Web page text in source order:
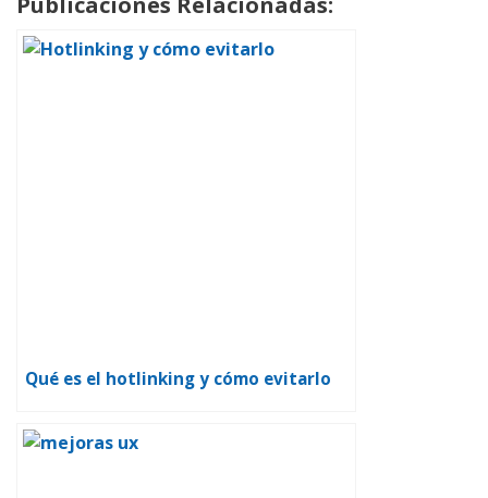
Qué es el hotlinking y cómo evitarlo